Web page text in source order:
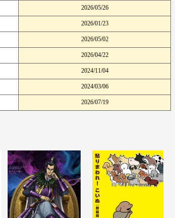
2026/05/26
2026/01/23
2026/05/02
2026/04/22
2024/11/04
2024/03/06
2026/07/19